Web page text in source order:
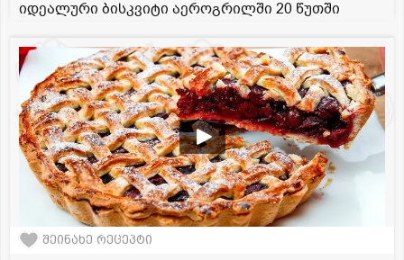
იდეალური ბისკვიტი აეროგრილში 20 წუთში
შეინახე რეცეპტი